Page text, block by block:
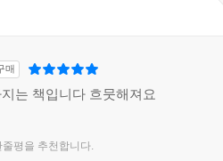
매
는 책입니다 흐뭇해져요
줄평을 추천합니다.